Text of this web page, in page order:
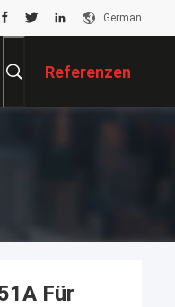
German
Referenzen
Für